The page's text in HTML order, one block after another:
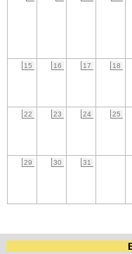
site map
messages récents
Demander un nouveau
15 16 17 18
22 23 24 25
29 30 31